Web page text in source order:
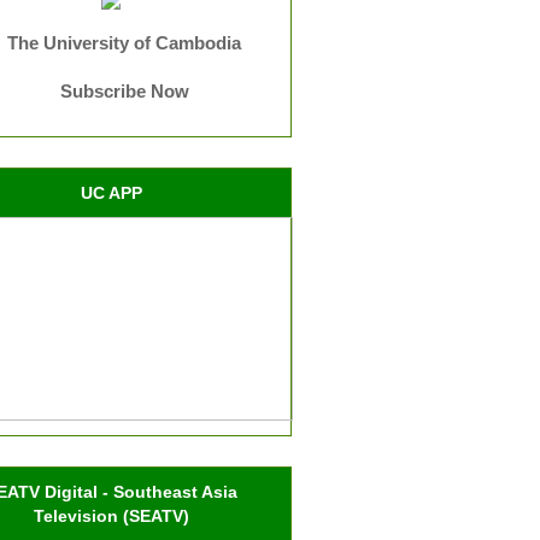
The University of Cambodia
Subscribe Now
UC APP
Digital - Southeast Asia
Television (SEATV)